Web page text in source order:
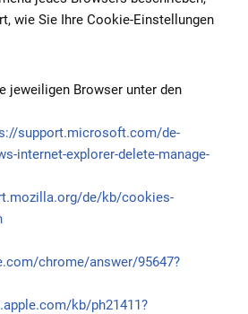
wie Sie Ihre Cookie-Einstellungen
jeweiligen Browser unter den
support.microsoft.com/de-
internet-explorer-delete-manage-
de/kb/cookies-
chrome/answer/95647?
kb/ph21411?